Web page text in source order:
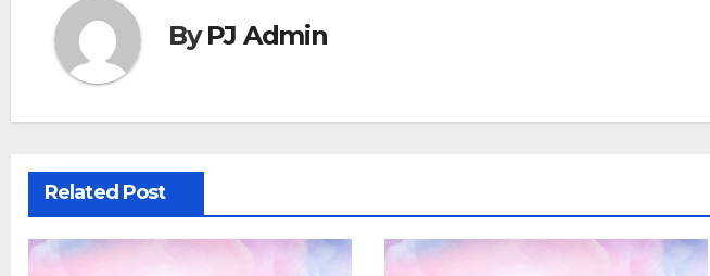
ByPJ Admin
Related Post